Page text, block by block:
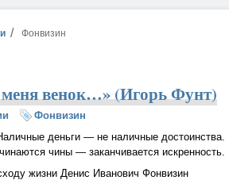
Фонвизин
венок…» (Игорь Фунт)
Фонвизин
деньги — не наличные достоинства.
чины — заканчивается искренность.
жизни Денис Иванович Фонвизин